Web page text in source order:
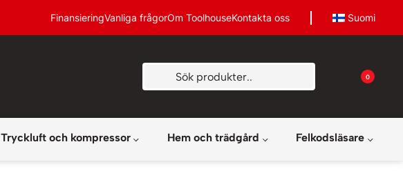
FinansieringVanliga frågorOm ToolhouseKontakta oss Suomi
0
Tryckluft och kompressor Hem och trädgård Felkodsläsare